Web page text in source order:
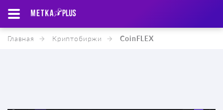
Главная Криптобиржи CoinFLEX